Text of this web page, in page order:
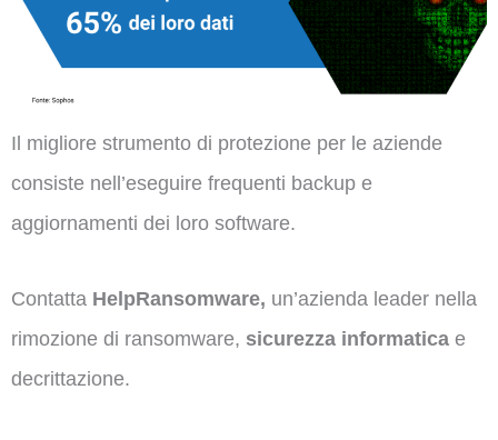
Il migliore strumento di protezione per le aziende
consiste nell’eseguire frequenti backup e
aggiornamenti dei loro software.
Contatta HelpRansomware, un’azienda leader nella
rimozione di ransomware, sicurezza informatica e
decrittazione.